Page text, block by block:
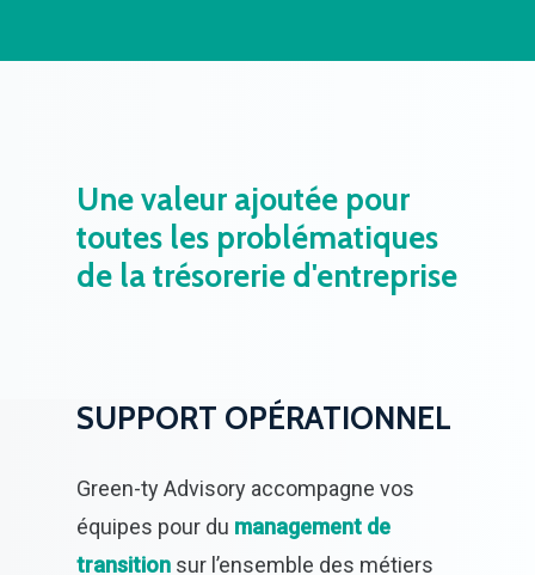
Unevaleur ajoutéepour
touteslesproblématiques
delatrésoreried'entreprise
SUPPORT OPÉRATIONNEL
Green-ty Advisory accompagne vos
équipes pour dumanagement de
transitionsur l’ensemble des métiers